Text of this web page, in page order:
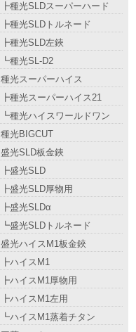
┣種光SLDスーパーハード
┣種光SLDトルネード
┣種光SLD左鋏
┗種光SL-D2
種光スーパーハイス
┣種光スーパーハイス21
┗種光ハイスワールドワン
種光BIGCUT
盛光SLD板金鋏
┣盛光SLD
┣盛光SLD厚物用
┣盛光SLDα
┗盛光SLDトルネード
盛光ハイスM1板金鋏
┣ハイスM1
┣ハイスM1厚物用
┣ハイスM1左用
┗ハイスM1蒸着チタン